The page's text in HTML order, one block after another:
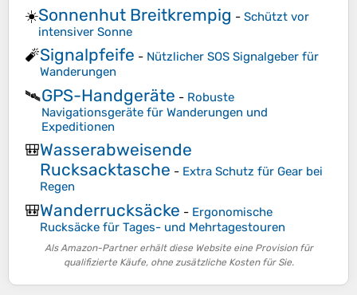
☀️Sonnenhut Breitkrempig - Schützt vor
intensiver Sonne
🧨Signalpfeife - Nützlicher SOS Signalgeber für
Wanderungen
🛰️GPS-Handgeräte - Robuste
Navigationsgeräte für Wanderungen und
Expeditionen
🎒Wasserabweisende
Rucksacktasche - Extra Schutz für Gear bei
Regen
🎒Wanderrucksäcke - Ergonomische
Rucksäcke für Tages- und Mehrtagestouren
Als Amazon-Partner erhält diese Website eine Provision für
qualifizierte Käufe, ohne zusätzliche Kosten für Sie.